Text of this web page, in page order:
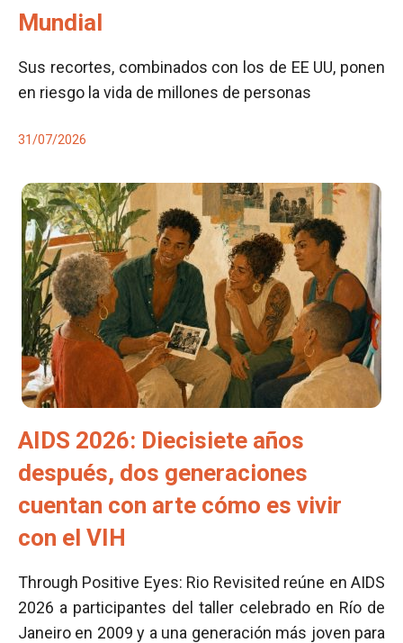
Mundial
Sus recortes, combinados con los de EE UU, ponen
en riesgo la vida de millones de personas
31/07/2026
AIDS 2026: Diecisiete años
después, dos generaciones
cuentan con arte cómo es vivir
con el VIH
Through Positive Eyes: Rio Revisited reúne en AIDS
2026 a participantes del taller celebrado en Río de
Janeiro en 2009 y a una generación más joven para